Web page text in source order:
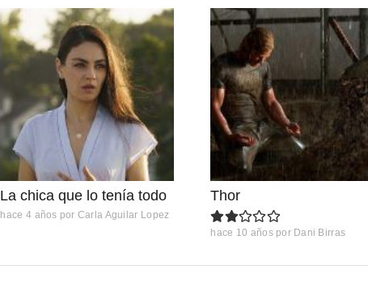
La chica que lo tenía todo
hace 4 años por Carla Aguilar Lopez
Thor
hace 10 años por Dani Birras